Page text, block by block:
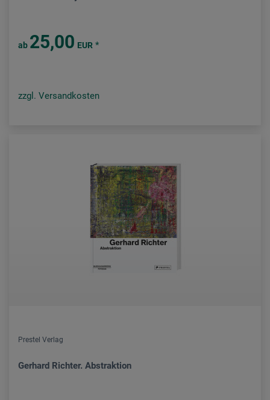
ab 25,00 EUR *
zzgl. Versandkosten
Prestel Verlag
Gerhard Richter. Abstraktion